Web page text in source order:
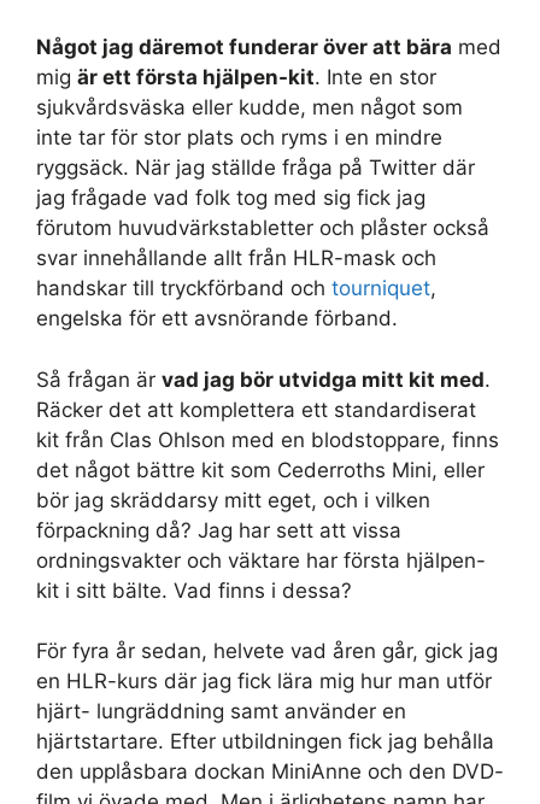
Något jag däremot funderar över att bära med
mig är ett första hjälpen-kit. Inte en stor
sjukvårdsväska eller kudde, men något som
inte tar för stor plats och ryms i en mindre
ryggsäck. När jag ställde fråga på Twitter där
jag frågade vad folk tog med sig fick jag
förutom huvudvärkstabletter och plåster också
svar innehållande allt från HLR-mask och
handskar till tryckförband och tourniquet,
engelska för ett avsnörande förband.
Så frågan är vad jag bör utvidga mitt kit med.
Räcker det att komplettera ett standardiserat
kit från Clas Ohlson med en blodstoppare, finns
det något bättre kit som Cederroths Mini, eller
bör jag skräddarsy mitt eget, och i vilken
förpackning då? Jag har sett att vissa
ordningsvakter och väktare har första hjälpen-
kit i sitt bälte. Vad finns i dessa?
För fyra år sedan, helvete vad åren går, gick jag
en HLR-kurs där jag fick lära mig hur man utför
hjärt- lungräddning samt använder en
hjärtstartare. Efter utbildningen fick jag behålla
den upplåsbara dockan MiniAnne och den DVD-